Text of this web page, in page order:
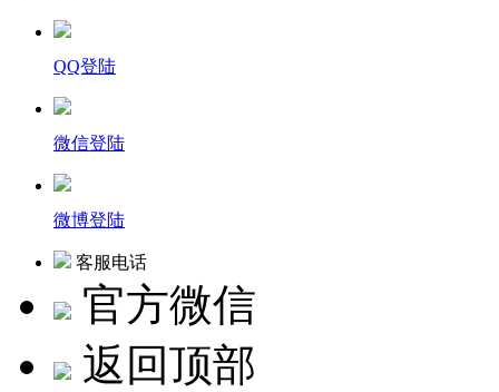
QQ登陆
微信登陆
微博登陆
客服电话
官方微信
返回顶部